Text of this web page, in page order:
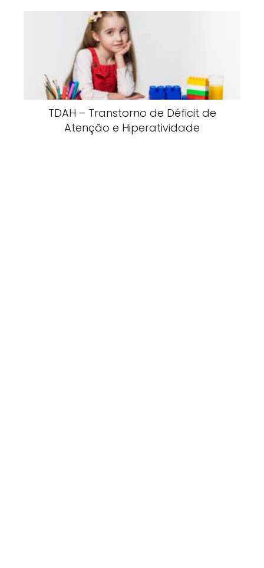
TDAH – Transtorno de Déficit de
Atenção e Hiperatividade